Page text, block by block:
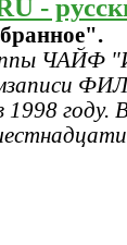
-
ЧАЙФ
1998 году.